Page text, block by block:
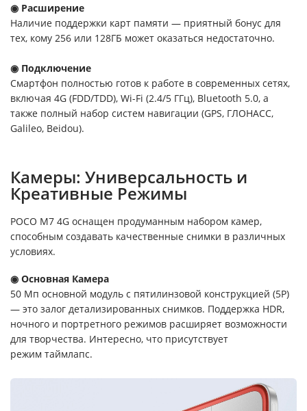
◉ Расширение
Наличие поддержки карт памяти — приятный бонус для
тех, кому 256 или 128ГБ может оказаться недостаточно.
◉ Подключение
Смартфон полностью готов к работе в современных сетях,
включая 4G (FDD/TDD), Wi-Fi (2.4/5 ГГц), Bluetooth 5.0, а
также полный набор систем навигации (GPS, ГЛОНАСС,
Galileo, Beidou).
Камеры: Универсальность и
Креативные Режимы
POCO M7 4G оснащен продуманным набором камер,
способным создавать качественные снимки в различных
условиях.
◉ Основная Камера
50 Мп основной модуль с пятилинзовой конструкцией (5P)
— это залог детализированных снимков. Поддержка HDR,
ночного и портретного режимов расширяет возможности
для творчества. Интересно, что присутствует
режим таймлапс.